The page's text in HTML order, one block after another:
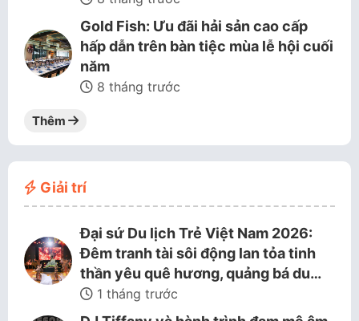
Gold Fish: Ưu đãi hải sản cao cấp
hấp dẫn trên bàn tiệc mùa lễ hội cuối
năm
8 tháng trước
Thêm
Giải trí
Đại sứ Du lịch Trẻ Việt Nam 2026:
Đêm tranh tài sôi động lan tỏa tinh
thần yêu quê hương, quảng bá du…
1 tháng trước